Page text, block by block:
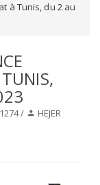
à Tunis, du 2 au
/ HEJER